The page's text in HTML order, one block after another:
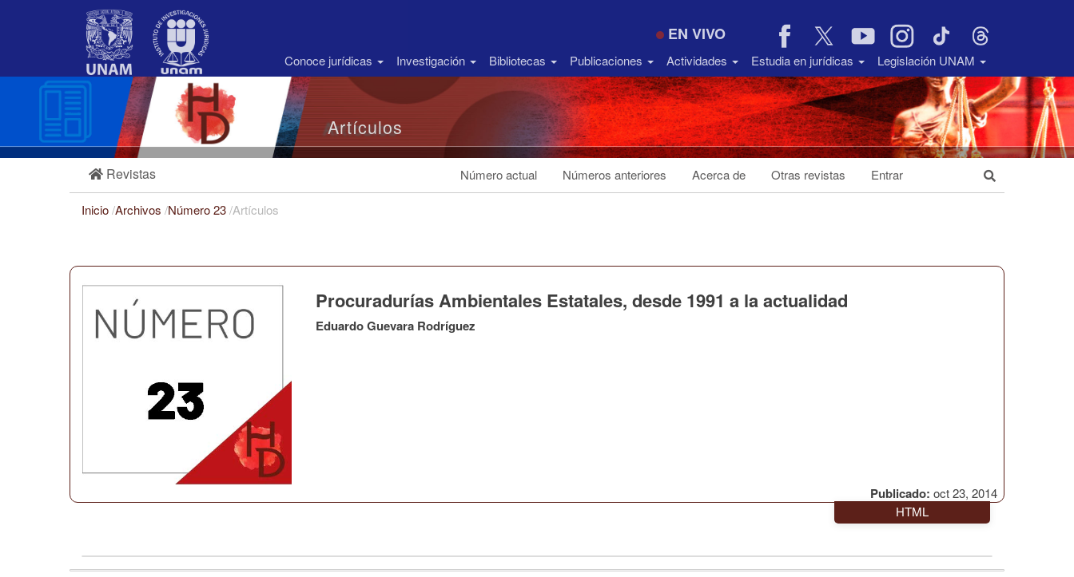
Barra
EN VIVO
Conoce jurídicas Investigación Bibliotecas Publicaciones Actividades Estudia en jurídicas Legislación UNAM
Artículos
Revistas Número actual Números anteriores Acerca de Otras revistas Entrar
Inicio/Archivos /Número 23/Artículos
Publicado: oct 23, 2014
Procuradurías Ambientales Estatales, desde 1991 a la actualidad
Eduardo Guevara Rodríguez
HTML